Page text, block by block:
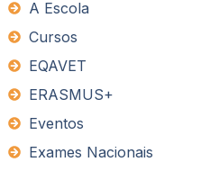
A Escola
Cursos
EQAVET
ERASMUS+
Eventos
Exames Nacionais